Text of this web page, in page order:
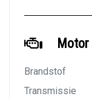
Brandstof
Transmissie